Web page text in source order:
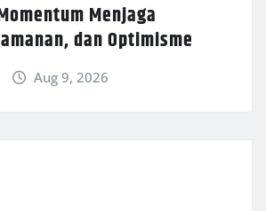
Menjaga
dan Optimisme
Aug 9, 2026